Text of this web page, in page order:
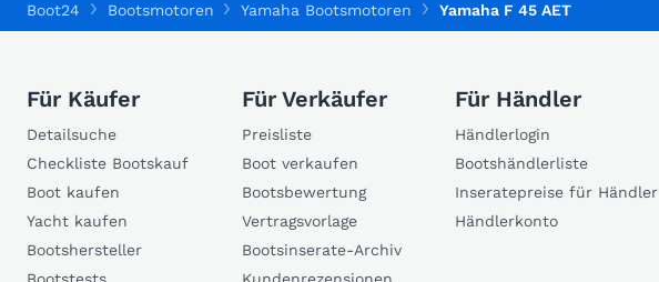
Boot24 Bootsmotoren Yamaha Bootsmotoren Yamaha F 45 AET
Für Käufer
Detailsuche
Checkliste Bootskauf
Boot kaufen
Yacht kaufen
Bootshersteller
Für Verkäufer
Preisliste
Boot verkaufen
Bootsbewertung
Vertragsvorlage
Bootsinserate-Archiv
Für Händler
Händlerlogin
Bootshändlerliste
Inseratepreise für Händler
Händlerkonto